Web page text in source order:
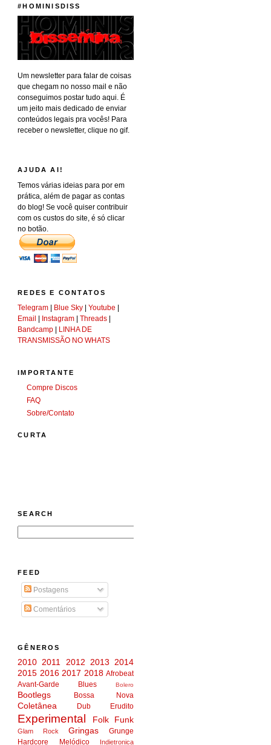
#HOMINISDISS
Um newsletter para falar de coisas
que chegam no nosso mail e não
conseguimos postar tudo aqui. É
um jeito mais dedicado de enviar
conteúdos legais pra vocês! Para
receber o newsletter, clique no gif.
AJUDA AI!
Temos várias ideias para por em
prática, além de pagar as contas
do blog! Se você quiser contribuir
com os custos do site, é só clicar
no botão.
REDES E CONTATOS
Telegram | Blue Sky |Youtube |
Email | Instagram |Threads |
Bandcamp | LINHA DE
TRANSMISSÃO NO WHATS
IMPORTANTE
Compre Discos
FAQ
Sobre/Contato
CURTA
SEARCH
FEED
Postagens
Comentários
GÊNEROS
2010 2011 2012 2013 2014
2015 2016 2017 2018 Afrobeat
Avant-Garde
Blues Bolero
Bootlegs Bossa Nova
Coletânea Dub Erudito
Experimental Folk Funk
Glam Rock Gringas
Grunge
Hardcore Melódico
Indietronica